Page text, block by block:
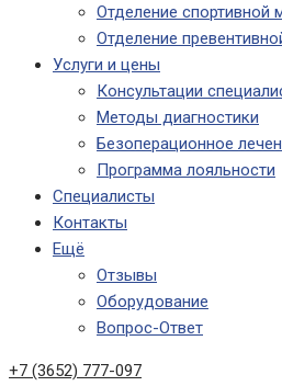
Отделение спортивной
Отделение
Услуги и цены
Консультации
Методы диагностики
Безоперационное
Программа лояльности
Специалисты
Контакты
Ещё
Отзывы
Оборудование
Вопрос-Ответ
+7 (3652) 777-097